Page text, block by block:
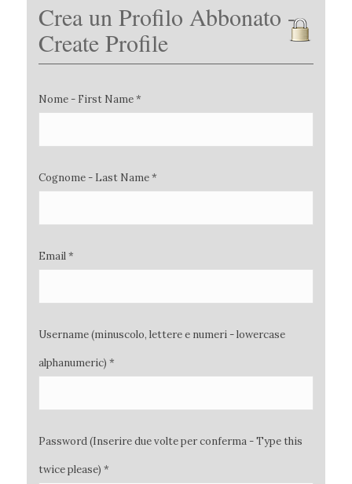
Crea un Profilo Abbonato -
Create Profile
Nome - First Name *
Cognome - Last Name *
Email *
Username (minuscolo, lettere e numeri - lowercase
alphanumeric) *
Password (Inserire due volte per conferma - Type this
twice please) *